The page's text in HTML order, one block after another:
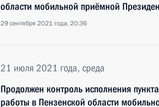
области мобильной приёмной
29 сентября 2021 года, 20:36
21 июля 2021 года, среда
Продолжен контроль исполнения
работы в Пензенской области